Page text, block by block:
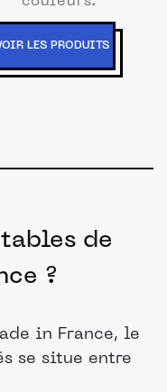
LES PRODUITS
de
?
in France, le
se situe entre